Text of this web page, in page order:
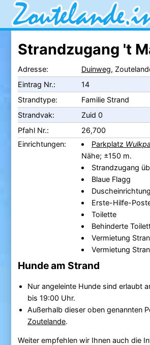
Strandzugang 't
Adresse: Duinweg,
Eintrag Nr.:
14
Strandtype:
Familie Strand
Strandvak:
Zuid 0
Pfahl Nr.:
26,700
Einrichtungen:
Parkplatz
Nähe; ±150 m.
Strandzugang
Blaue Flagg
Erste-Hilfe-
Toilette
Behinderte
Vermietung
Vermietung
Hunde am Strand
Nur angeleinte Hunde sind erlaubt
bis 19:00 Uhr.
Außerhalb dieser oben genannten
Zoutelande.
Weiter empfehlen wir Ihnen auch die